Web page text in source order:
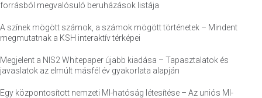
forrásból megvalósuló beruházások listája
A színek mögött számok, a számok mögött történetek – Mindent
megmutatnak a KSH interaktív térképei
Megjelent a NIS2 Whitepaper újabb kiadása – Tapasztalatok és
javaslatok az elmúlt másfél év gyakorlata alapján
Egy központosított nemzeti MI-hatóság létesítése – Az uniós MI-